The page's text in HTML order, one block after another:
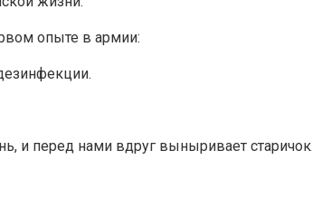
опыте в армии:
и перед нами вдруг выныривает